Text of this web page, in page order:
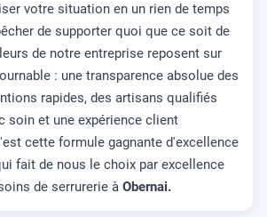
votre situation en un rien de temps
de supporter quoi que ce soit de
de notre entreprise reposent sur
: une transparence absolue des
rapides, des artisans qualifiés
soin et une expérience client
cette formule gagnante d'excellence
fait de nous le choix par excellence
de serrurerie à Obernai.